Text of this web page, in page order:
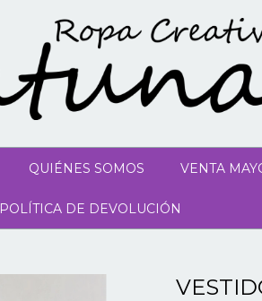
QUIÉNES SOMOS VENTA
POLÍTICA DE DEVOLUCIÓN